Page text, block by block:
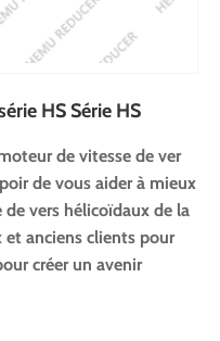
HS Série HS
de vitesse de ver
de vous aider à mieux
vers hélicoïdaux de la
et anciens clients pour
créer un avenir